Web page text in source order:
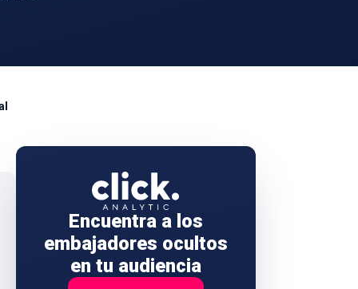
Encuentra a los
embajadores ocultos
en tu audiencia